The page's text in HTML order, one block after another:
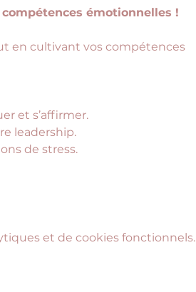
émotionnelles !
en cultivant vos compétences
et s’affirmer.
leadership.
de stress.
et de cookies fonctionnels.